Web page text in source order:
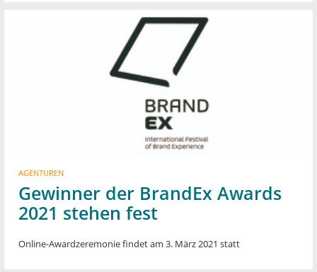
AGENTUREN
Gewinner der BrandEx Awards
2021 stehen fest
Online-Awardzeremonie findet am 3. März 2021 statt